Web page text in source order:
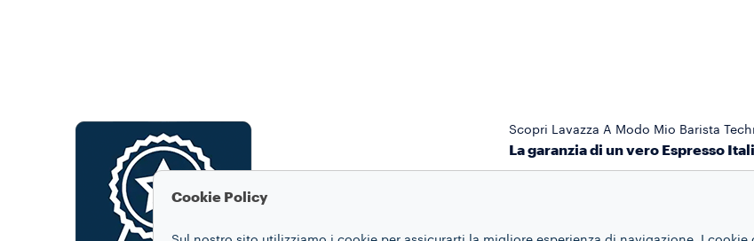
Scopri Lavazza A Modo Mio Barista
La garanzia di un vero Espresso
Cookie Policy